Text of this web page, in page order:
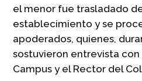
el menor fue trasladado
establecimiento y se
apoderados, quienes,
sostuvieron entrevista
Campus y el Rector del